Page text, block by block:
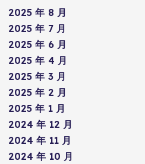
2025 年 8 月
2025 年 7 月
2025 年 6 月
2025 年 4 月
2025 年 3 月
2025 年 2 月
2025 年 1 月
2024 年 12 月
2024 年 11 月
2024 年 10 月